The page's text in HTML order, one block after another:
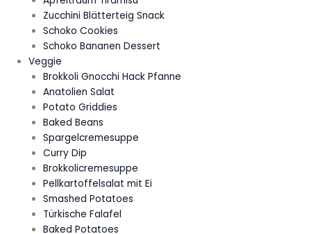
Zucchini Blätterteig Snack
Schoko Cookies
Schoko Bananen Dessert
Veggie
Brokkoli Gnocchi Hack Pfanne
Anatolien Salat
Potato Griddies
Baked Beans
Spargelcremesuppe
Curry Dip
Brokkolicremesuppe
Pellkartoffelsalat mit Ei
Smashed Potatoes
Türkische Falafel
Baked Potatoes